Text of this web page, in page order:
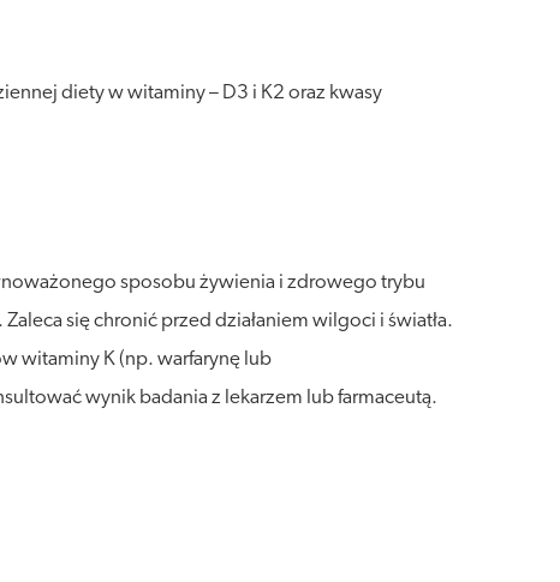
diety w witaminy – D3 i K2 oraz kwasy
sposobu żywienia i zdrowego trybu
się chronić przed działaniem wilgoci i światła.
witaminy K (np. warfarynę lub
wynik badania z lekarzem lub farmaceutą.